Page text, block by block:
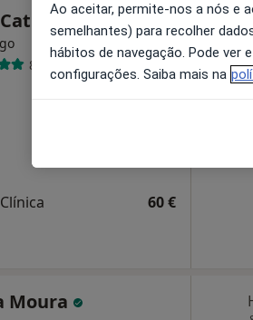
Lourenço
8 opiniões
60 €
Moura
Ao aceitar, permite-nos a nós e
semelhantes) para recolher
hábitos de navegação. Pode ver
configurações. Saiba mais na